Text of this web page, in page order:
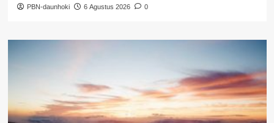
PBN-daunhoki 6 Agustus 2026 0